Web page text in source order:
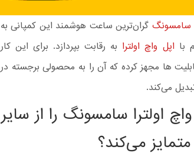
سامسونگ گران‌ترین ساعت هوشمند این کمپانی به
با اپل واچ اولترا به رقابت بپردازد. برای این کار
ها مجهز کرده که آن را به محصولی برجسته در
می‌کند.
اولترا سامسونگ را از سایر
می‌کند؟